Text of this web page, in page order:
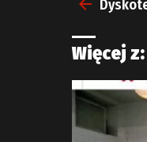
Więcej z: